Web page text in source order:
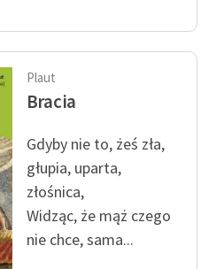
Plaut
Bracia
Gdyby nie to, żeś zła,
głupia, uparta,
złośnica,
Widząc, że mąż czego
nie chce, sama...